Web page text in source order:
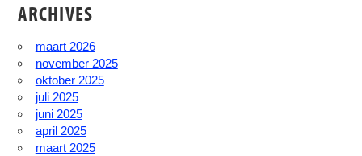
ARCHIVES
maart 2026
november 2025
oktober 2025
juli 2025
juni 2025
april 2025
maart 2025